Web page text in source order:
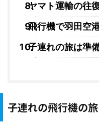
ヤマト運輸の往
飛行機で羽田空
子連れの旅は準
子連れの飛行機の